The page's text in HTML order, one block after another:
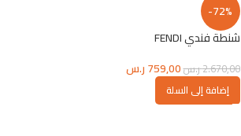
-72%
شنطة فندي FENDI
2.670,00ر.س759,00ر.س
إضافة إلى السلة